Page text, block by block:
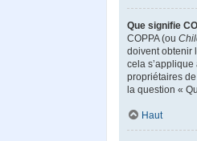
Que signifie
COPPA (ou
doivent obtenir
cela
propriétaires
la question «
Haut